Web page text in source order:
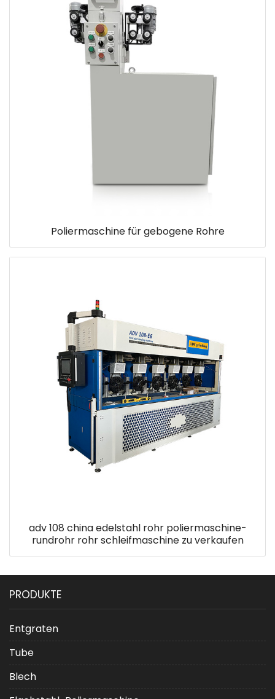
Poliermaschine für gebogene Rohre
adv 108 china edelstahl rohr poliermaschine-
rundrohr rohr schleifmaschine zu verkaufen
PRODUKTE
Entgraten
Tube
Blech